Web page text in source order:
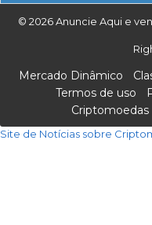
© 2026 Anuncie Aqui e
Mercado Dinâmico
Termos de uso
Criptomoedas
Site de Notícias sobre